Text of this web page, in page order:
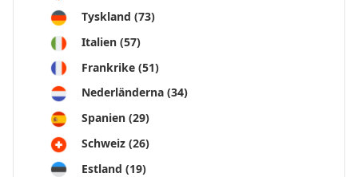
Tyskland (73)
Italien (57)
Frankrike (51)
Nederländerna (34)
Spanien (29)
Schweiz (26)
Estland (19)